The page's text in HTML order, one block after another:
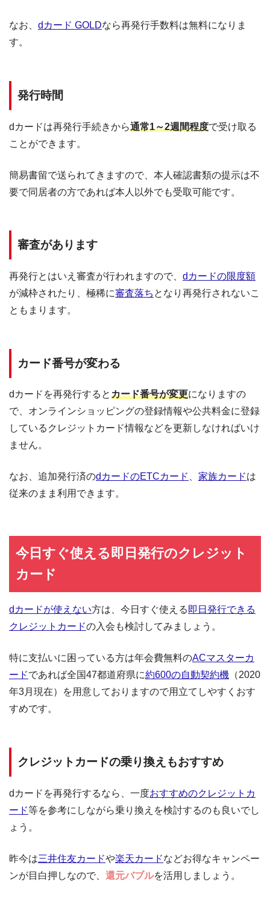
なお、 dカード GOLDなら再発行手数料は無料になりま
す。
発行時間
dカードは再発行手続きから通常1～2週間程度で受け取る
ことができます。
簡易書留で送られてきますので、本人確認書類の提示は不
要で同居者の方であれば本人以外でも受取可能です。
審査があります
再発行とはいえ審査が行われますので、 dカードの限度額
が減枠されたり、極稀に審査落ち となり再発行されないこ
ともまります。
カード番号が変わる
dカードを再発行するとカード番号が変更になりますの
で、オンラインショッピングの登録情報や公共料金に登録
しているクレジットカード情報などを更新しなければいけ
ません。
なお、追加発行済のdカードのETCカード 家族カードは
従来のまま利用できます。
今日すぐ使える即日発行のクレジット
カード
dカードが使えない方は、今日すぐ使える 即日発行できる
クレジットカードの入会も検討してみましょう。
特に支払いに困っている方は年会費無料のACマスターカ
ードであれば全国47都道府県に約600の自動契約機 （2020
年3月現在）を用意しておりますので用立てしやすくおす
すめです。
クレジットカードの乗り換えもおすすめ
dカードを再発行するなら、一度おすすめのクレジットカ
ード等を参考にしながら乗り換えを検討するのも良いでし
ょう。
昨今は三井住友カードや楽天カードなどお得なキャンペー
ンが目白押しなので、 還元バブルを活用しましょう。